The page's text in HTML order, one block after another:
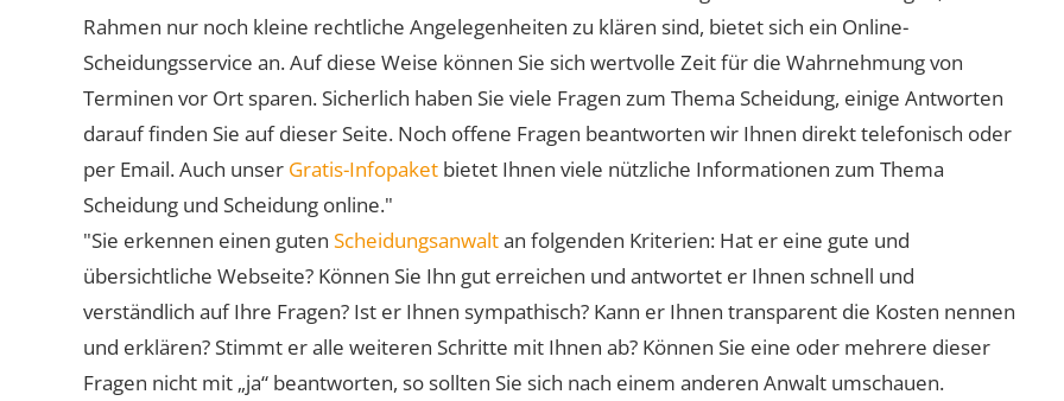
Rahmen nur noch kleine rechtliche Angelegenheiten zu klären sind, bietet sich ein Online-
Scheidungsservice an. Auf diese Weise können Sie sich wertvolle Zeit für die Wahrnehmung von
Terminen vor Ort sparen. Sicherlich haben Sie viele Fragen zum Thema Scheidung, einige Antworten
darauf finden Sie auf dieser Seite. Noch offene Fragen beantworten wir Ihnen direkt telefonisch oder
per Email. Auch unser Gratis-Infopaket bietet Ihnen viele nützliche Informationen zum Thema
Scheidung und Scheidung online."
"Sie erkennen einen guten Scheidungsanwaltan folgenden Kriterien: Hat er eine gute und
übersichtliche Webseite? Können Sie Ihn gut erreichen und antwortet er Ihnen schnell und
verständlich auf Ihre Fragen? Ist er Ihnen sympathisch? Kann er Ihnen transparent die Kosten nennen
und erklären? Stimmt er alle weiteren Schritte mit Ihnen ab? Können Sie eine oder mehrere dieser
Fragen nicht mit „ja“ beantworten, so sollten Sie sich nach einem anderen Anwalt umschauen.